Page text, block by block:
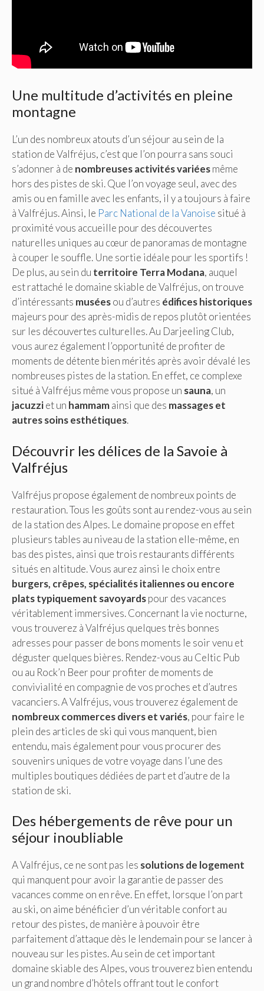
Une multitude d’activités en pleine
montagne
L’un des nombreux atouts d’un séjour au sein de la
station de Valfréjus, c’est que l’on pourra sans souci
s’adonner à de nombreuses activités variéesmême
hors des pistes de ski. Que l’on voyage seul, avec des
amis ou en famille avec les enfants, il y a toujours à faire
à Valfréjus. Ainsi, le Parc National de la Vanoise situé à
proximité vous accueille pour des découvertes
naturelles uniques au cœur de panoramas de montagne
à couper le souffle. Une sortie idéale pour les sportifs !
De plus, au sein du territoire Terra Modana, auquel
est rattaché le domaine skiable de Valfréjus, on trouve
d’intéressants muséesou d’autres édifices historiques
majeurs pour des après-midis de repos plutôt orientées
sur les découvertes culturelles. Au Darjeeling Club,
vous aurez également l’opportunité de profiter de
moments de détente bien mérités après avoir dévalé les
nombreuses pistes de la station. En effet, ce complexe
situé à Valfréjus même vous propose un sauna, un
jacuzziet un hammamainsi que des massages et
autres soins esthétiques.
Découvrir les délices de la Savoie à
Valfréjus
Valfréjus propose également de nombreux points de
restauration. Tous les goûts sont au rendez-vous au sein
de la station des Alpes. Le domaine propose en effet
plusieurs tables au niveau de la station elle-même, en
bas des pistes, ainsi que trois restaurants différents
situés en altitude. Vous aurez ainsi le choix entre
burgers, crêpes, spécialités italiennes ou encore
plats typiquement savoyardspour des vacances
véritablement immersives. Concernant la vie nocturne,
vous trouverez à Valfréjus quelques très bonnes
adresses pour passer de bons moments le soir venu et
déguster quelques bières. Rendez-vous au Celtic Pub
ou au Rock’n Beer pour profiter de moments de
convivialité en compagnie de vos proches et d’autres
vacanciers. A Valfréjus, vous trouverez également de
nombreux commerces divers et variés, pour faire le
plein des articles de ski qui vous manquent, bien
entendu, mais également pour vous procurer des
souvenirs uniques de votre voyage dans l’une des
multiples boutiques dédiées de part et d’autre de la
station de ski.
Des hébergements de rêve pour un
séjour inoubliable
A Valfréjus, ce ne sont pas les solutions de logement
qui manquent pour avoir la garantie de passer des
vacances comme on en rêve. En effet, lorsque l’on part
au ski, on aime bénéficier d’un véritable confort au
retour des pistes, de manière à pouvoir être
parfaitement d’attaque dès le lendemain pour se lancer à
nouveau sur les pistes. Au sein de cet important
domaine skiable des Alpes, vous trouverez bien entendu
un grand nombre d’hôtels offrant tout le confort